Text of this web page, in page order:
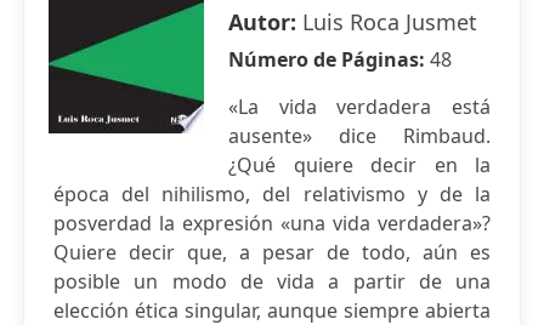
Autor: Luis Roca Jusmet
Número de Páginas: 48
«La vida verdadera está
ausente» dice Rimbaud.
¿Qué quiere decir en la
época del nihilismo, del relativismo y de la
posverdad la expresión «una vida verdadera»?
Quiere decir que, a pesar de todo, aún es
posible un modo de vida a partir de una
elección ética singular, aunque siempre abierta